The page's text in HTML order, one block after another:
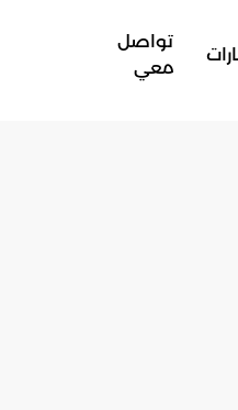
تواصل
معي